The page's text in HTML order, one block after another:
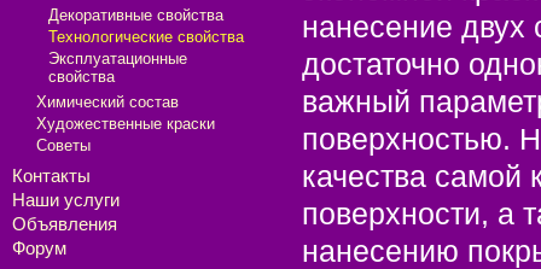
нанесение двух
достаточно
важный
поверхностью.
качества самой
поверхности, а
нанесению
Декоративные свойства
Технологические свойства
Эксплуатационные
свойства
Химический состав
Художественные краски
Советы
Контакты
Наши услуги
Объявления
Форум